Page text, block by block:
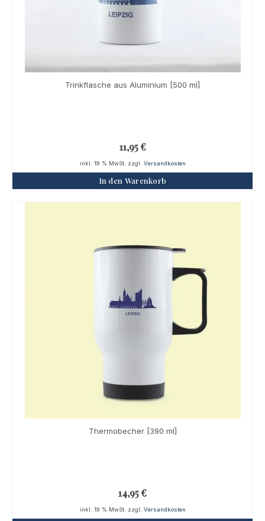
Trinkflasche aus Aluminium [500 ml]
11,95€
inkl. 19 % MwSt. zzgl. Versandkosten
In den Warenkorb
Thermobecher [390 ml]
14,95€
inkl. 19 % MwSt. zzgl. Versandkosten